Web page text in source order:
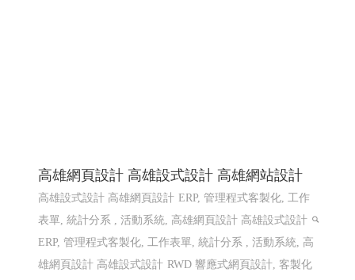
高雄網頁設計 高雄設式設計 高雄網站設計
高雄設式設計 高雄網頁設計 ERP, 管理程式客製化, 工作
表單, 統計分系 , 活動系統, 高雄網頁設計 高雄設式設計
ERP, 管理程式客製化, 工作表單, 統計分系 , 活動系統, 高
雄網頁設計 高雄設式設計 RWD 響應式網頁設計, 客製化